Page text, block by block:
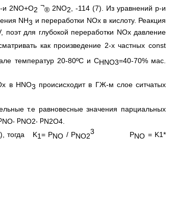
и 2NO+O2
¬
® 2NO2 , -114 (7). Из уравнений р-и
NH3 и переработки NОх в кислоту. Реакция
для глубокой переработки NOх давление
как произведение 2-х частных const
температур 20-80ºС и СHNO3=40-70% мас.
в HNO3 происисходит в ГЖ-м слое ситчатых
т.е равновесные значения парциальных
NO , pNO2 , pN2O4.
тогда K1= PNO / PNO2
3 PNO = K1*